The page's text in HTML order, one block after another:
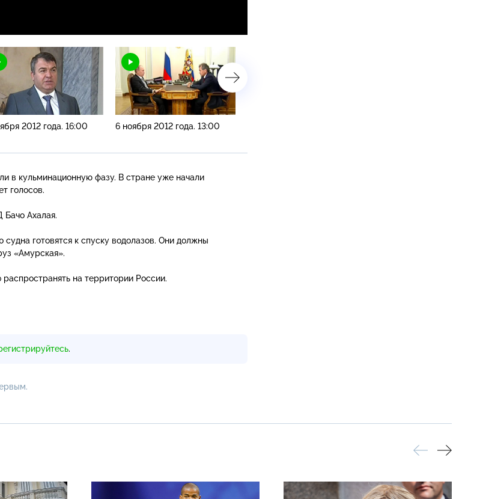
2012 года. 16:00 6 ноября 2012 года. 13:00
кульминационную фазу. В стране уже начали
голосов.
Бачо Ахалая.
готовятся к спуску водолазов. Они должны
«Амурская».
на территории России.
.